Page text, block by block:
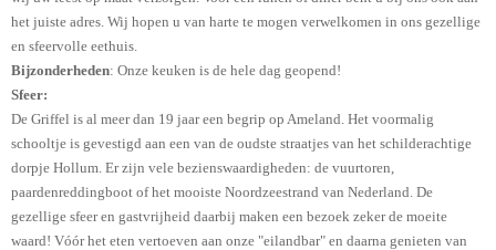
het juiste adres. Wij hopen u van harte te mogen verwelkomen in ons gezellige
en sfeervolle eethuis.
Bijzonderheden: Onze keuken is de hele dag geopend!
Sfeer:
De Griffel is al meer dan 19 jaar een begrip op Ameland. Het voormalig
schooltje is gevestigd aan een van de oudste straatjes van het schilderachtige
dorpje Hollum. Er zijn vele bezienswaardigheden: de vuurtoren,
paardenreddingboot of het mooiste Noordzeestrand van Nederland. De
gezellige sfeer en gastvrijheid daarbij maken een bezoek zeker de moeite
waard! Vóór het eten vertoeven aan onze "eilandbar" en daarna genieten van